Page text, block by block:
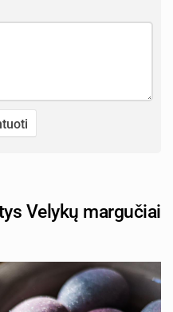
Velykų margučiai